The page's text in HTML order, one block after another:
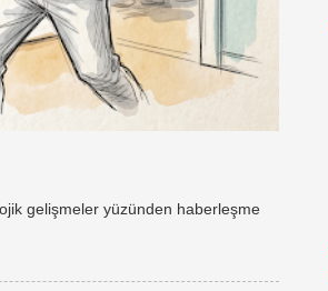
gelişmeler yüzünden haberleşme